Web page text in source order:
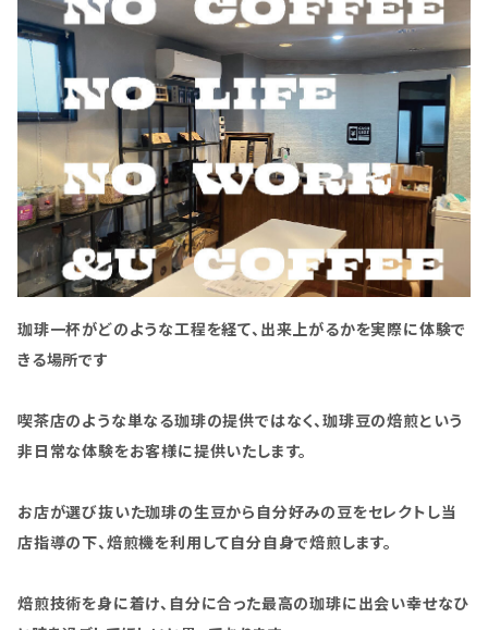
珈琲一杯がどのような工程を経て、出来上がるかを実際に体験で
きる場所です
喫茶店のような単なる珈琲の提供ではなく、珈琲豆の焙煎という
非日常な体験をお客様に提供いたします。
お店が選び抜いた珈琲の生豆から自分好みの豆をセレクトし当
店指導の下、焙煎機を利用して自分自身で焙煎します。
焙煎技術を身に着け、自分に合った最高の珈琲に出会い幸せなひ